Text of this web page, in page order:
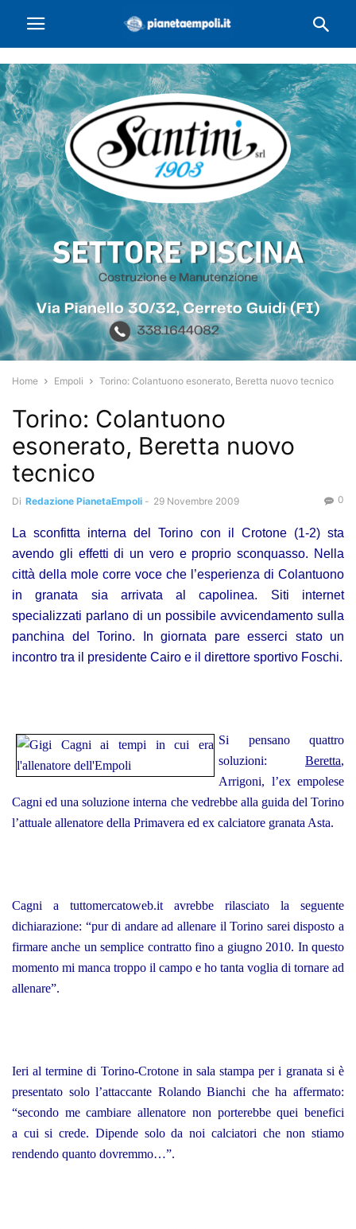
Home Empoli Torino: Colantuono esonerato, Beretta nuovo tecnico
Torino: Colantuono
esonerato, Beretta nuovo
tecnico
Di Redazione PianetaEmpoli - 29 Novembre 2009 0
La sconfitta interna del Torino con il Crotone (1-2) sta
avendo gli effetti di un vero e proprio sconquasso. Nella
città della mole corre voce che l’esperienza di Colantuono
in granata sia arrivata al capolinea. Siti internet
specializzati parlano di un possibile avvicendamento sulla
panchina del Torino. In giornata pare esserci stato un
incontro tra il presidente Cairo e il direttore sportivo Foschi.
Si pensano quattro
soluzioni: Beretta,
Arrigoni, l’ex empolese
Cagni ed una soluzione interna che vedrebbe alla guida del Torino
l’attuale allenatore della Primavera ed ex calciatore granata Asta.
Cagni a tuttomercatoweb.it avrebbe rilasciato la seguente
dichiarazione: “pur di andare ad allenare il Torino sarei disposto a
firmare anche un semplice contratto fino a giugno 2010. In questo
momento mi manca troppo il campo e ho tanta voglia di tornare ad
allenare”.
Ieri al termine di Torino-Crotone in sala stampa per i granata si è
presentato solo l’attaccante Rolando Bianchi che ha affermato:
“secondo me cambiare allenatore non porterebbe quei benefici
a cui si crede. Dipende solo da noi calciatori che non stiamo
rendendo quanto dovremmo…”.